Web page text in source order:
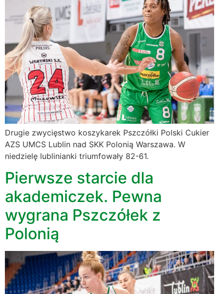
Drugie zwycięstwo koszykarek Pszczółki Polski Cukier
AZS UMCS Lublin nad SKK Polonią Warszawa. W
niedzielę lublinianki triumfowały 82-61.
Pierwsze starcie dla
akademiczek. Pewna
wygrana Pszczółek z
Polonią